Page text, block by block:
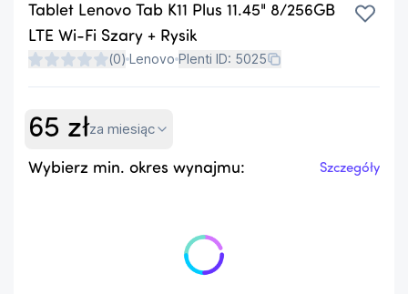
Tablet Lenovo Tab K11 Plus 11.45" 8/256GB
LTE Wi-Fi Szary + Rysik
(0) Lenovo Plenti ID: 5025
65 złza miesiąc
Wybierz min. okres wynajmu: Szczegóły